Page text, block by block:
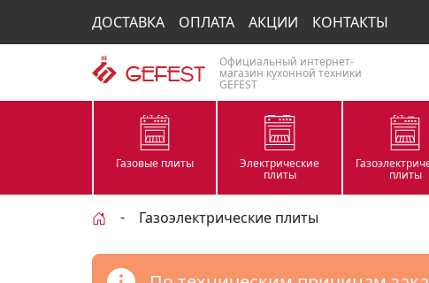
ДОСТАВКА ОПЛАТА АКЦИИ КОНТАКТЫ
Официальный интернет-
магазин кухонной техники
GEFEST
Газовые плиты Электрические
плиты плиты
Газоэлектрические плиты